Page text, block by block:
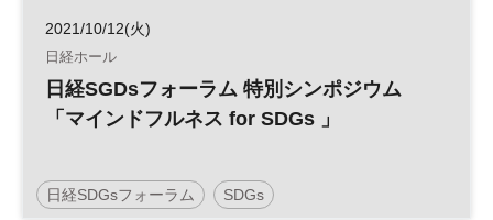
2021/10/12(火)
日経ホール
日経SGDsフォーラム 特別シンポジウム
「マインドフルネス for SDGs 」
日経SDGsフォーラム SDGs